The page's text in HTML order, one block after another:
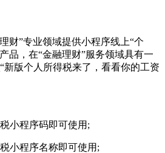
财”专业领域提供小程序线上“个
品，在“金融理财”服务领域具有一
新版个人所得税来了，看看你的工资
小程序码即可使用;
小程序名称即可使用;